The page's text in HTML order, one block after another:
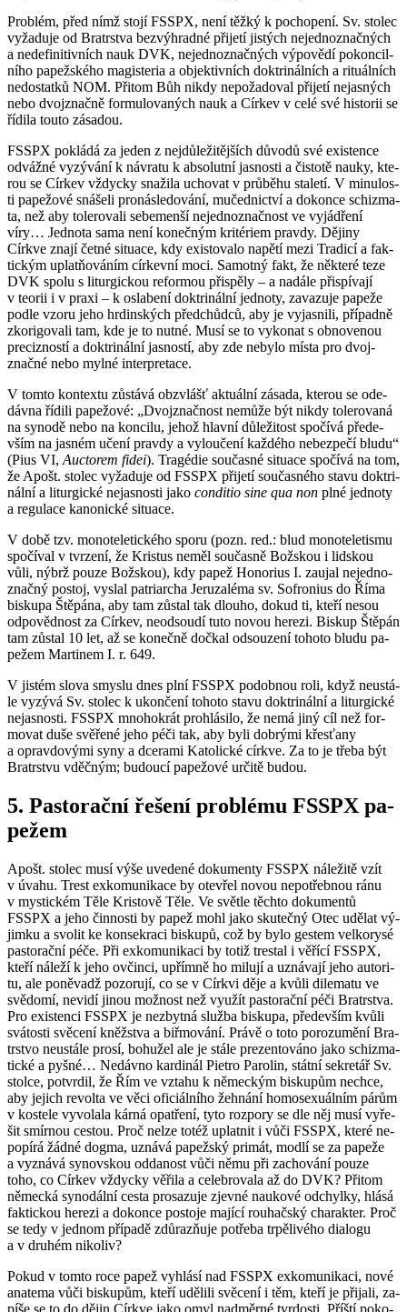
Pro­blém, před nímž stojí FSSPX, není těžký k po­cho­pe­ní. Sv. sto­lec
vy­ža­du­je od Bra­trstva bez­vý­hrad­né při­je­tí jis­tých ne­jed­no­znač­ných
a ne­de­fi­ni­tiv­ních nauk DVK, ne­jed­no­znač­ných vý­po­vě­dí po­kon­cil­
ní­ho pa­pež­ské­ho magis­te­ria a ob­jek­tiv­ních dok­tri­nál­ních a ri­tu­ál­ních
ne­do­stat­ků NOM. Při­tom Bůh nikdy ne­po­ža­do­val při­je­tí ne­jas­ných
nebo dvoj­znač­ně for­mu­lo­va­ných nauk a Cír­kev v celé své his­to­rii se
ří­di­la touto zá­sa­dou.
FSSPX po­klá­dá za jeden z nej­dů­le­ži­těj­ších dů­vo­dů své exis­ten­ce
od­váž­né vy­zý­vá­ní k ná­vra­tu k ab­so­lut­ní jas­nos­ti a čis­to­tě nauky, kte­
rou se Cír­kev vždyc­ky sna­ži­la ucho­vat v prů­bě­hu sta­le­tí. V mi­nu­los­
ti pa­pe­žo­vé sná­še­li pro­ná­sle­do­vá­ní, mu­čed­nic­tví a do­kon­ce schi­zma­
ta, než aby to­le­ro­va­li se­be­men­ší ne­jed­no­znač­nost ve vy­já­d­ře­ní
víry… Jed­no­ta sama není ko­neč­ným kri­té­ri­em prav­dy. Dě­ji­ny
Církve znají četné si­tu­a­ce, kdy exis­to­va­lo na­pě­tí mezi Tra­di­cí a fak­
tic­kým uplatňová­ním cír­kev­ní moci. Sa­mot­ný fakt, že ně­kte­ré teze
DVK spolu s li­tur­gic­kou re­for­mou při­spě­ly – a na­dá­le při­spí­va­jí
v te­o­rii i v praxi – k osla­be­ní dok­tri­nál­ní jed­no­ty, za­va­zu­je pa­pe­že
podle vzoru jeho hr­din­ských před­chůd­ců, aby je vy­jas­ni­li, pří­pad­ně
zko­ri­go­va­li tam, kde je to nutné. Musí se to vy­ko­nat s ob­no­ve­nou
pre­ciz­nos­tí a dok­tri­nál­ní jas­nos­tí, aby zde ne­by­lo místa pro dvoj­
znač­né nebo mylné in­ter­pre­ta­ce.
V tomto kon­tex­tu zů­stá­vá ob­zvlášť ak­tu­ál­ní zá­sa­da, kte­rou se ode­
dáv­na ří­di­li pa­pe­žo­vé: „Dvoj­znač­nost ne­mů­že být nikdy to­le­ro­va­ná
na sy­no­dě nebo na kon­ci­lu, jehož hlav­ní dů­le­ži­tost spo­čí­vá pře­de­
vším na jas­ném učení prav­dy a vy­lou­če­ní kaž­dé­ho ne­bez­pe­čí bludu“
(Pius VI, Auc­to­rem fidei). Tragé­die sou­čas­né si­tu­a­ce spo­čí­vá na tom,
že Apošt. sto­lec vy­ža­du­je od FSSPX při­je­tí sou­čas­né­ho stavu dok­tri­
nál­ní a li­tur­gic­ké ne­jas­nos­ti jako con­di­tio sine qua non plné jed­no­ty
a re­gu­la­ce ka­no­nic­ké si­tu­a­ce.
V době tzv. mo­no­te­le­tic­ké­ho sporu (pozn. red.: blud mo­no­te­le­tis­mu
spo­čí­val v tvr­ze­ní, že Kris­tus neměl sou­čas­ně Bož­skou i lid­skou
vůli, nýbrž pouze Bož­skou), kdy papež Ho­no­rius I. za­u­jal ne­jed­no­
znač­ný po­stoj, vy­slal pa­tri­ar­cha Je­ruza­lé­ma sv. Sofro­nius do Říma
bis­ku­pa Ště­pá­na, aby tam zů­stal tak dlou­ho, dokud ti, kteří nesou
od­po­věd­nost za Cír­kev, ne­od­sou­dí tuto novou he­re­zi. Bis­kup Ště­pán
tam zů­stal 10 let, až se ko­neč­ně do­čkal od­sou­ze­ní to­ho­to bludu pa­
pe­žem Mar­ti­nem I. r. 649.
V jis­tém slova smys­lu dnes plní FSSPX po­dob­nou roli, když ne­u­stá­
le vy­zý­vá Sv. sto­lec k ukon­če­ní to­ho­to stavu dok­tri­nál­ní a li­tur­gic­ké
ne­jas­nos­ti. FSSPX mno­ho­krát pro­hlá­si­lo, že nemá jiný cíl než for­
mo­vat duše svě­ře­né jeho péči tak, aby byli dob­rý­mi křes­ťa­ny
a oprav­do­vý­mi syny a dce­ra­mi Ka­to­lic­ké církve. Za to je třeba být
Bra­trstvu vděč­ným; bu­dou­cí pa­pe­žo­vé ur­či­tě budou.
5. Pas­to­rač­ní ře­še­ní pro­blé­mu FSSPX pa­
pe­žem
Apošt. sto­lec musí výše uve­de­né do­ku­men­ty FSSPX ná­le­ži­tě vzít
v úvahu. Trest ex­ko­mu­ni­ka­ce by ote­vřel novou ne­po­třeb­nou ránu
v mystic­kém Těle Kris­to­vě Těle. Ve svět­le těch­to do­ku­men­tů
FSSPX a jeho čin­nos­ti by papež mohl jako sku­teč­ný Otec udě­lat vý­
jim­ku a svo­lit ke kon­se­kra­ci bis­ku­pů, což by bylo ges­tem vel­ko­ry­sé
pas­to­rač­ní péče. Při ex­ko­mu­ni­ka­ci by totiž trestal i vě­ří­cí FSSPX,
kteří ná­le­ží k jeho ovčin­ci, upřím­ně ho mi­lu­jí a uzná­va­jí jeho au­to­ri­
tu, ale po­ně­vadž po­zo­ru­jí, co se v Církvi děje a kvůli di­le­ma­tu ve
svě­do­mí, ne­vi­dí jinou mož­nost než vy­u­žít pas­to­rač­ní péči Bra­trstva.
Pro exis­ten­ci FSSPX je ne­zbyt­ná služ­ba bis­ku­pa, pře­de­vším kvůli
svá­tos­ti svě­ce­ní kněž­stva a biř­mo­vá­ní. Právě o toto po­ro­zu­mě­ní Bra­
trstvo ne­u­stá­le prosí, bo­hu­žel ale je stále pre­zen­to­vá­no jako schi­zma­
tic­ké a pyšné… Ne­dáv­no kar­di­nál Pi­e­t­ro Pa­ro­lin, stát­ní se­kre­tář Sv.
stol­ce, po­tvr­dil, že Řím ve vzta­hu k ně­mec­kým bis­ku­pům ne­chce,
aby je­jich re­vol­ta ve věci ofi­ci­ál­ní­ho žeh­ná­ní ho­mose­xu­ál­ním párům
v kos­te­le vy­vo­la­la kárná opat­ře­ní, tyto roz­po­ry se dle něj musí vy­ře­
šit smír­nou ces­tou. Proč nelze totéž uplat­nit i vůči FSSPX, které ne­
po­pí­rá žádné dogma, uzná­vá pa­pež­ský pri­mát, modlí se za pa­pe­že
a vy­zná­vá sy­nov­skou od­da­nost vůči němu při za­cho­vá­ní pouze
toho, co Cír­kev vždyc­ky vě­ři­la a ce­le­bro­va­la až do DVK? Při­tom
ně­mec­ká sy­no­dál­ní cesta pro­sa­zu­je zjev­né nau­ko­vé od­chyl­ky, hlásá
fak­tic­kou he­re­zi a do­kon­ce po­sto­je ma­jí­cí rou­hač­ský cha­rak­ter. Proč
se tedy v jed­nom pří­pa­dě zdů­razňuje po­tře­ba tr­pě­li­vé­ho di­a­lo­gu
a v dru­hém ni­ko­liv?
Pokud v tomto roce papež vy­hlá­sí nad FSSPX ex­ko­mu­ni­ka­ci, nové
ana­te­ma vůči bis­ku­pům, kteří udě­li­li svě­ce­ní i těm, kteří je při­ja­li, za­
pí­še se to do dějin Církve jako omyl nad­měr­né tvr­dos­ti. Příští po­ko­